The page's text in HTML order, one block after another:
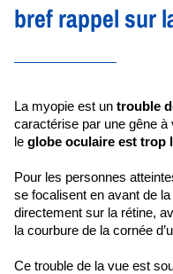
bref rappel sur
La myopie est un trouble
caractérise par une gêne
le globe oculaire est trop
Pour les personnes
se focalisent en avant de
directement sur la rétine,
la courbure de la cornée
Ce trouble de la vue est